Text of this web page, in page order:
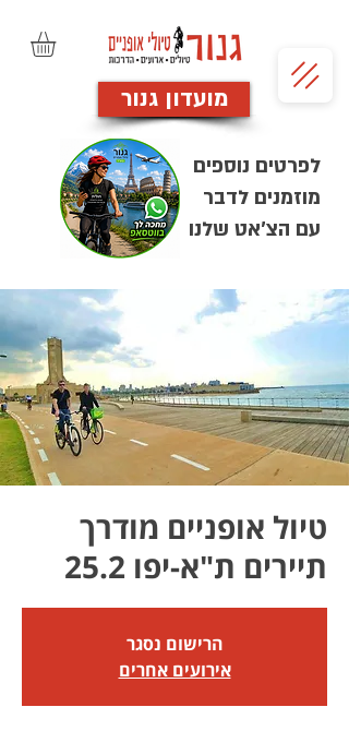
מועדון גנור
לפרטים נוספים
מוזמנים לדבר
עם הצ'אט שלנו
טיול אופניים מודרך
תיירים ת"א-יפו 25.2
הרישום נסגר
אירועים אחרים